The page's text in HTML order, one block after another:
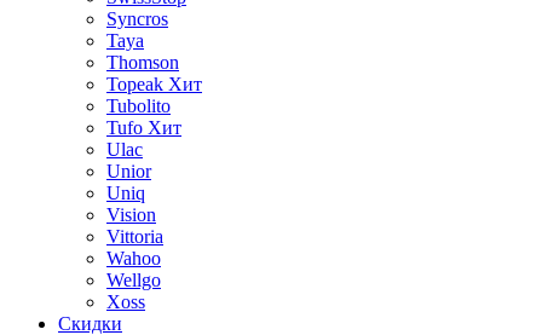
Syncros
Taya
Thomson
Topeak Хит
Tubolito
Tufo Хит
Ulac
Unior
Uniq
Vision
Vittoria
Wahoo
Wellgo
Xoss
Скидки